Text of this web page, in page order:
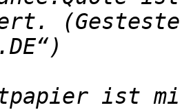
ist